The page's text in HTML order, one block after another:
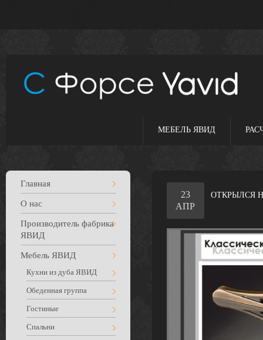
МЕБЕЛЬ ЯВИД
Главная
О нас
Производитель фабрика
ЯВИД
Мебель ЯВИД
Кухни из дуба ЯВИД
Обеденная группа
Гостиные
Спальни
ОТКРЫЛСЯ
23
АПР